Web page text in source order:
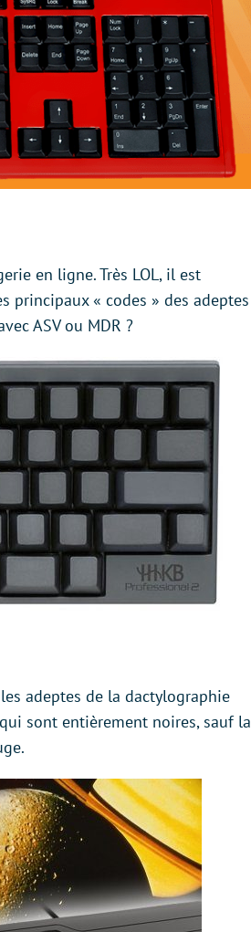
en ligne. Très LOL, il est
principaux « codes » des adeptes
ASV ou MDR ?
adeptes de la dactylographie
sont entièrement noires, sauf la